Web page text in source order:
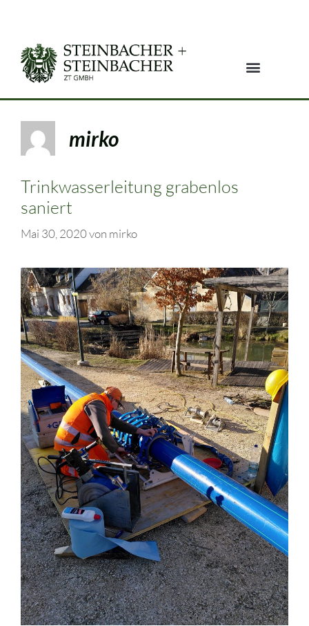
mirko
Trinkwasserleitung grabenlos
saniert
Mai 30, 2020von mirko